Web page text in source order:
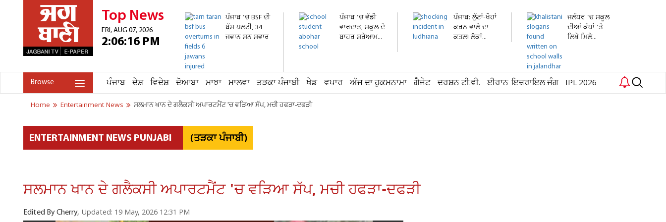
Top News
FRI, AUG 07, 2026
2:06:16 PM
ਪੰਜਾਬ 'ਚ BSF ਦੀ
ਬੱਸ ਪਲਟੀ, 34
ਜਵਾਨ ਸਨ ਸਵਾਰ
ਪੰਜਾਬ 'ਚ ਵੱਡੀ
ਵਾਰਦਾਤ, ਸਕੂਲ ਦੇ
ਬਾਹਰ ਸ਼ਰੇਆਮ...
ਪੰਜਾਬ: ਲੁੱਟਾਂ-ਖੋਹਾਂ
ਕਰਨ ਵਾਲੇ ਦਾ
ਕਤਲ! ਲੋਕਾਂ...
ਜਲੰਧਰ 'ਚ ਸਕੂਲ
ਦੀਆਂ ਕੰਧਾਂ 'ਤੇ
ਲਿਖੇ ਮਿਲੇ...
Browse ਪੰਜਾਬ ਦੇਸ਼ ਵਿਦੇਸ਼ ਦੋਆਬਾ ਮਾਝਾ ਮਾਲਵਾ ਤੜਕਾ ਪੰਜਾਬੀ ਖੇਡ ਵਪਾਰ ਅੱਜ ਦਾ ਹੁਕਮਨਾਮਾ ਗੈਜੇਟ ਦਰਸ਼ਨ ਟੀ.ਵੀ. ਈਰਾਨ-ਇਜ਼ਰਾਇਲ ਜੰਗ IPL 2026
Home Entertainment News ਸਲਮਾਨ ਖਾਨ ਦੇ ਗਲੈਕਸੀ ਅਪਾਰਟਮੈਂਟ 'ਚ ਵੜਿਆ ਸੱਪ, ਮਚੀ ਹਫੜਾ-ਦਫੜੀ
ENTERTAINMENT NEWS PUNJABI (ਤੜਕਾ ਪੰਜਾਬੀ)
ਸਲਮਾਨ ਖਾਨ ਦੇ ਗਲੈਕਸੀ ਅਪਾਰਟਮੈਂਟ 'ਚ ਵੜਿਆ ਸੱਪ, ਮਚੀ ਹਫੜਾ-ਦਫੜੀ
Edited By Cherry, Updated: 19 May, 2026 12:31 PM